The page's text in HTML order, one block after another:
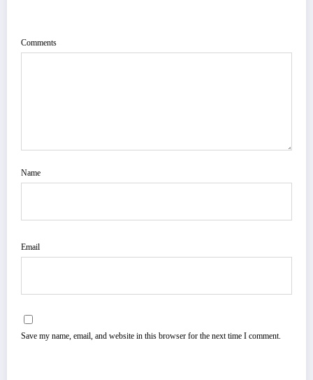
Comments
Name
Email
Save my name, email, and website in this browser for the next time I comment.